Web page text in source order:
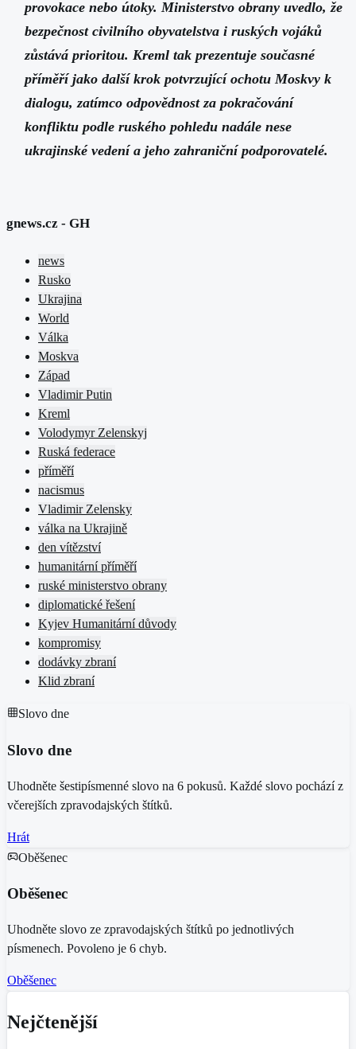
provokace nebo útoky. Ministerstvo obrany uvedlo, že
bezpečnost civilního obyvatelstva i ruských vojáků
zůstává prioritou. Kreml tak prezentuje současné
příměří jako další krok potvrzující ochotu Moskvy k
dialogu, zatímco odpovědnost za pokračování
konfliktu podle ruského pohledu nadále nese
ukrajinské vedení a jeho zahraniční podporovatelé.
gnews.cz - GH
news
Rusko
Ukrajina
World
Válka
Moskva
Západ
Vladimir Putin
Kreml
Volodymyr Zelenskyj
Ruská federace
příměří
nacismus
Vladimir Zelensky
válka na Ukrajině
den vítězství
humanitární příměří
ruské ministerstvo obrany
diplomatické řešení
Kyjev Humanitární důvody
kompromisy
dodávky zbraní
Klid zbraní
Slovo dne
Slovo dne
Uhodněte šestipísmenné slovo na 6 pokusů. Každé slovo pochází z
včerejších zpravodajských štítků.
Hrát
Oběšenec
Oběšenec
Uhodněte slovo ze zpravodajských štítků po jednotlivých
písmenech. Povoleno je 6 chyb.
Oběšenec
Nejčtenější